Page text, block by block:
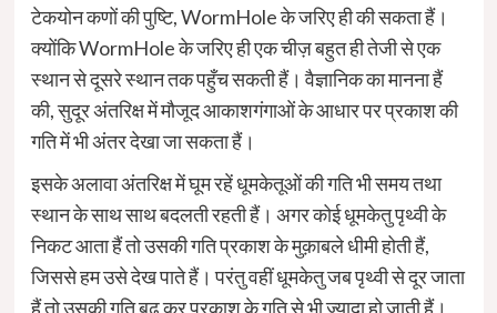
टेकयोन कणों की पुष्टि, WormHole के जरिए ही की सकता हैं।
क्योंकि WormHole के जरिए ही एक चीज़ बहुत ही तेजी से एक
स्थान से दूसरे स्थान तक पहुँच सकती हैं। वैज्ञानिक का मानना हैं
की, सुदूर अंतरिक्ष में मौजूद आकाशगंगाओं के आधार पर प्रकाश की
गति में भी अंतर देखा जा सकता हैं।
इसके अलावा अंतरिक्ष में घूम रहें धूमकेतूओं की गति भी समय तथा
स्थान के साथ साथ बदलती रहती हैं। अगर कोई धूमकेतु पृथ्वी के
निकट आता हैं तो उसकी गति प्रकाश के मुक़ाबले धीमी होती हैं,
जिससे हम उसे देख पाते हैं। परंतु वहीं धूमकेतु जब पृथ्वी से दूर जाता
हैं तो उसकी गति बढ़ कर प्रकाश के गति से भी ज्यादा हो जाती हैं।